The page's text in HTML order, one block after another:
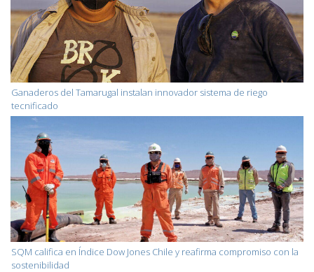
Ganaderos del Tamarugal instalan innovador sistema de riego
tecnificado
SQM califica en Índice Dow Jones Chile y reafirma compromiso con la
sostenibilidad